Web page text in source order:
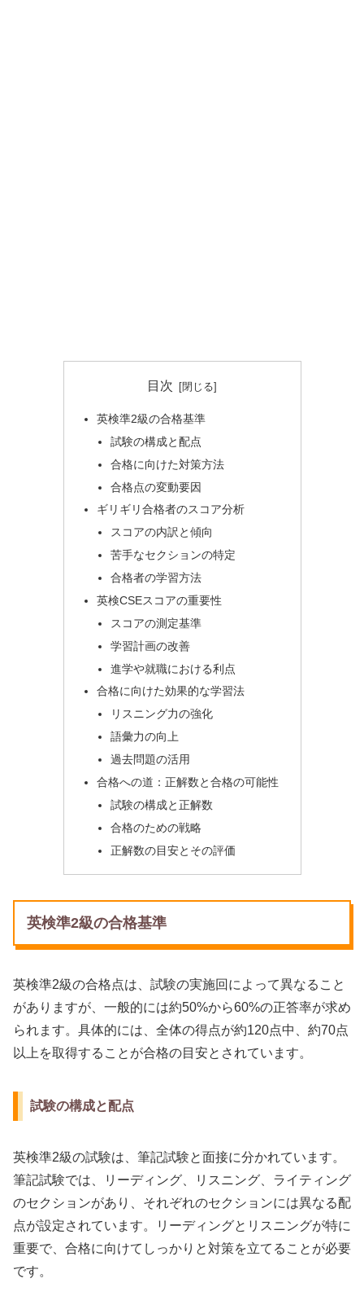
目次
英検準2級の合格基準
試験の構成と配点
合格に向けた対策方法
合格点の変動要因
ギリギリ合格者のスコア分析
スコアの内訳と傾向
苦手なセクションの特定
合格者の学習方法
英検CSEスコアの重要性
スコアの測定基準
学習計画の改善
進学や就職における利点
合格に向けた効果的な学習法
リスニング力の強化
語彙力の向上
過去問題の活用
合格への道：正解数と合格の可能性
試験の構成と正解数
合格のための戦略
正解数の目安とその評価
英検準2級の合格基準
英検準2級の合格点は、試験の実施回によって異なること
がありますが、一般的には約50%から60%の正答率が求め
られます。具体的には、全体の得点が約120点中、約70点
以上を取得することが合格の目安とされています。
試験の構成と配点
英検準2級の試験は、筆記試験と面接に分かれています。
筆記試験では、リーディング、リスニング、ライティング
のセクションがあり、それぞれのセクションには異なる配
点が設定されています。リーディングとリスニングが特に
重要で、合格に向けてしっかりと対策を立てることが必要
です。